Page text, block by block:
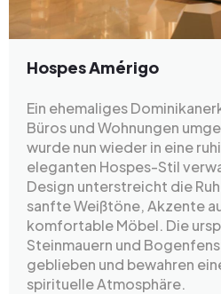
Hospes Amérigo
Ein ehemaliges
Büros und Wohnungen
wurde nun wieder in eine
eleganten Hospes-Stil
Design unterstreicht die
sanfte Weißtöne, Akzente
komfortable Möbel. Die
Steinmauern und
geblieben und bewahren
spirituelle Atmosphäre.